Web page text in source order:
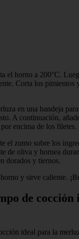
el horno a 200°C.
Corta los pimientos
en una bandeja
A continuación,
encima de los filetes.
el zumo sobre los
de oliva y hornea
dorados y tiernos.
y sirve caliente.
de cocción
ideal para la